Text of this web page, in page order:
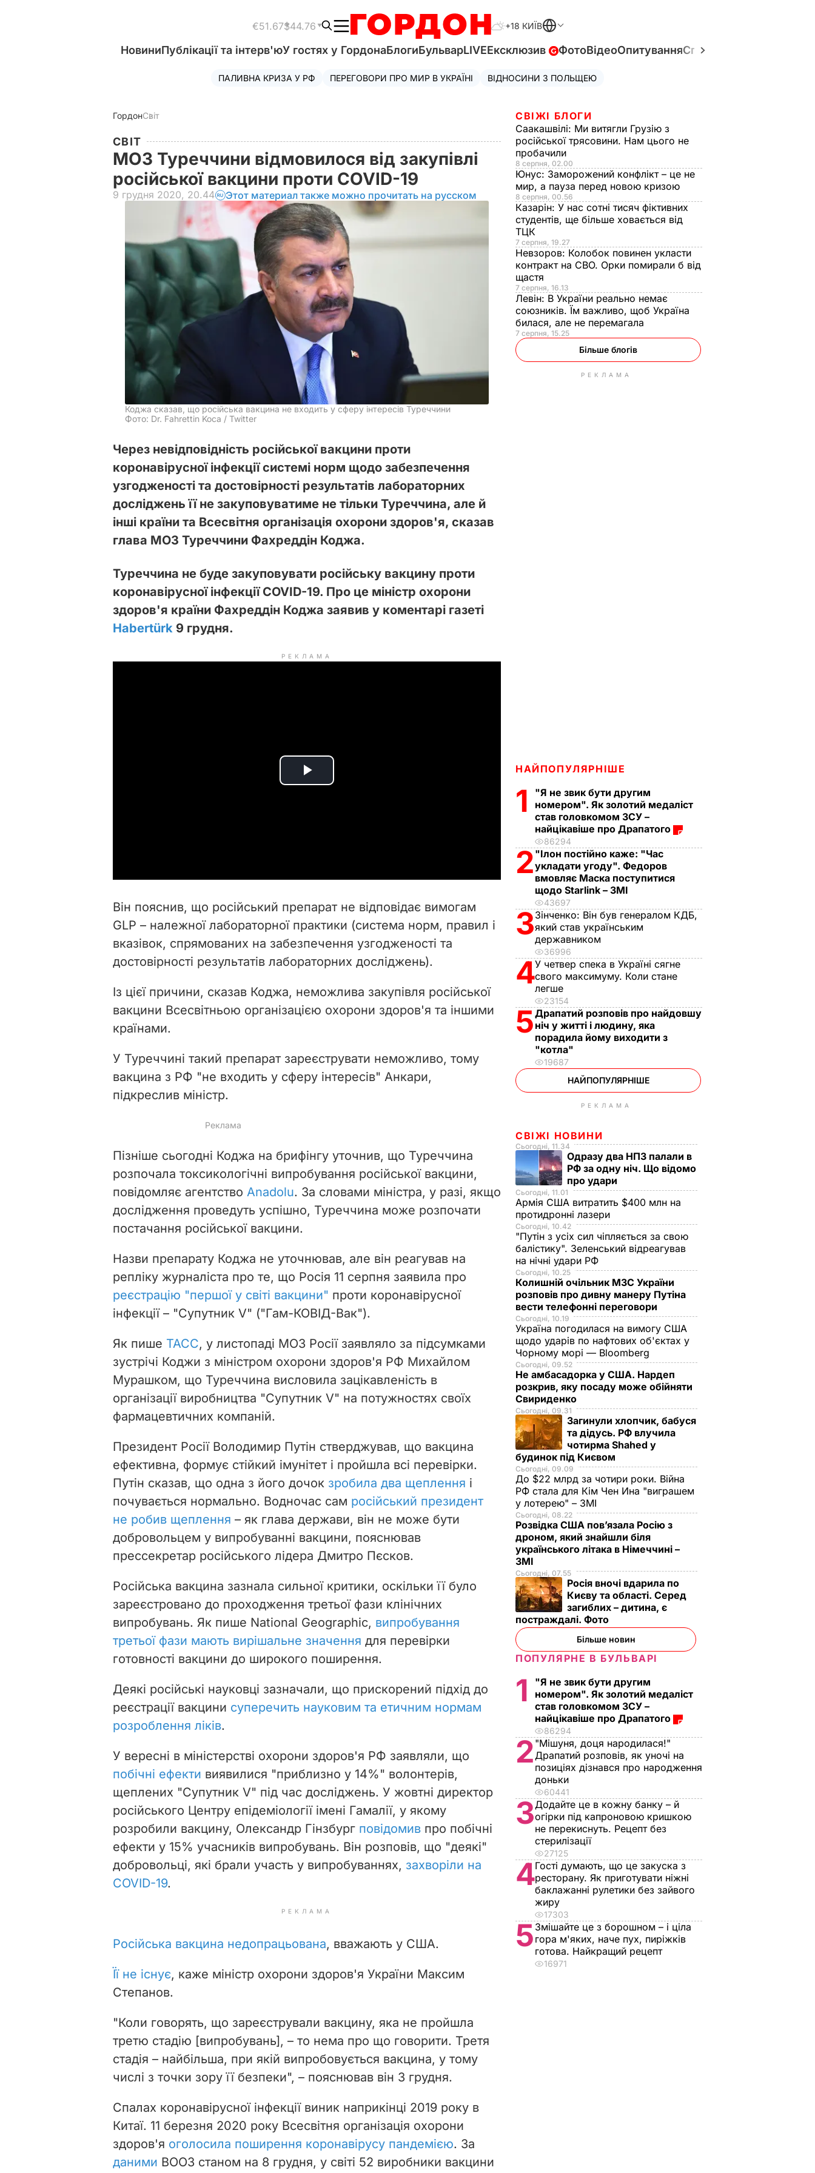
€51.67$44.76 +18 КИЇВ
НовиниПублікації та інтерв'юУ гостях у ГордонаБлогиБульварLIVEЕксклюзив ФотоВідеоОпитуванняСпецпроєкти
ПАЛИВНА КРИЗА У РФ ПЕРЕГОВОРИ ПРО МИР В УКРАЇНІ ВІДНОСИНИ З ПОЛЬЩЕЮ
ГордонСвіт
СВІТ
МОЗ Туреччини відмовилося від закупівлі
російської вакцини проти COVID-19
9 грудня 2020, 20.44 Этот материал также можно прочитать на русском
Коджа сказав, що російська вакцина не входить у сферу інтересів Туреччини
Фото: Dr. Fahrettin Koca / Twitter
Через невідповідність російської вакцини проти
коронавірусної інфекції системі норм щодо забезпечення
узгодженості та достовірності результатів лабораторних
досліджень її не закуповуватиме не тільки Туреччина, але й
інші країни та Всесвітня організація охорони здоров'я, сказав
глава МОЗ Туреччини Фахреддін Коджа.
Туреччина не буде закуповувати російську вакцину проти
коронавірусної інфекції COVID-19. Про це міністр охорони
здоров'я країни Фахреддін Коджа заявив у коментарі газеті
Habertürk 9 грудня.
РЕКЛАМА
P
i
d
o
Він пояснив, що російський препарат не відповідає вимогам
GLP – належної лабораторної практики (система норм, правил і
вказівок, спрямованих на забезпечення узгодженості та
достовірності результатів лабораторних досліджень).
Із цієї причини, сказав Коджа, неможлива закупівля російської
вакцини Всесвітньою організацією охорони здоров'я та іншими
країнами.
У Туреччині такий препарат зареєструвати неможливо, тому
вакцина з РФ "не входить у сферу інтересів" Анкари,
підкреслив міністр.
Пізніше сьогодні Коджа на брифінгу уточнив, що Туреччина
розпочала токсикологічні випробування російської вакцини,
повідомляє агентство Anadolu. За словами міністра, у разі, якщо
дослідження проведуть успішно, Туреччина може розпочати
постачання російської вакцини.
Назви препарату Коджа не уточнював, але він реагував на
репліку журналіста про те, що Росія 11 серпня заявила про
реєстрацію "першої у світі вакцини" проти коронавірусної
інфекції – "Супутник V" ("Гам-КОВІД-Вак").
Як пише ТАСС, у листопаді МОЗ Росії заявляло за підсумками
зустрічі Коджи з міністром охорони здоров'я РФ Михайлом
Мурашком, що Туреччина висловила зацікавленість в
організації виробництва "Супутник V" на потужностях своїх
фармацевтичних компаній.
Президент Росії Володимир Путін стверджував, що вакцина
ефективна, формує стійкий імунітет і пройшла всі перевірки.
Путін сказав, що одна з його дочок зробила два щеплення і
почувається нормально. Водночас сам російський президент
не робив щеплення – як глава держави, він не може бути
добровольцем у випробуванні вакцини, пояснював
прессекретар російського лідера Дмитро Пєсков.
Російська вакцина зазнала сильної критики, оскільки її було
зареєстровано до проходження третьої фази клінічних
випробувань. Як пише National Geographic, випробування
третьої фази мають вирішальне значення для перевірки
готовності вакцини до широкого поширення.
Деякі російські науковці зазначали, що прискорений підхід до
реєстрації вакцини суперечить науковим та етичним нормам
розроблення ліків.
У вересні в міністерстві охорони здоров'я РФ заявляли, що
побічні ефекти виявилися "приблизно у 14%" волонтерів,
щеплених "Супутник V" під час досліджень. У жовтні директор
російського Центру епідеміології імені Гамалії, у якому
розробили вакцину, Олександр Гінзбург повідомив про побічні
ефекти у 15% учасників випробувань. Він розповів, що "деякі"
добровольці, які брали участь у випробуваннях, захворіли на
COVID-19.
РЕКЛАМА
Російська вакцина недопрацьована, вважають у США.
Її не існує, каже міністр охорони здоров'я України Максим
Степанов.
"Коли говорять, що зареєстрували вакцину, яка не пройшла
третю стадію [випробувань], – то нема про що говорити. Третя
стадія – найбільша, при якій випробовується вакцина, у тому
числі з точки зору її безпеки", – пояснював він 3 грудня.
Спалах коронавірусної інфекції виник наприкінці 2019 року в
Китаї. 11 березня 2020 року Всесвітня організація охорони
здоров'я оголосила поширення коронавірусу пандемією. За
даними ВООЗ станом на 8 грудня, у світі 52 виробники вакцини
СВІЖІ БЛОГИ
Саакашвілі: Ми витягли Грузію з
російської трясовини. Нам цього не
пробачили
8 серпня, 02.00
Юнус: Заморожений конфлікт – це не
мир, а пауза перед новою кризою
8 серпня, 00.56
Казарін: У нас сотні тисяч фіктивних
студентів, ще більше ховається від
ТЦК
7 серпня, 19.27
Невзоров: Колобок повинен укласти
контракт на СВО. Орки помирали б від
щастя
7 серпня, 16.13
Левін: В України реально немає
союзників. Їм важливо, щоб Україна
билася, але не перемагала
7 серпня, 15.25
Більше блогів
РЕКЛАМА
НАЙПОПУЛЯРНІШЕ
1
"Я не звик бути другим
номером". Як золотий медаліст
став головкомом ЗСУ –
найцікавіше про Драпатого
86294
2 "Ілон постійно каже: "Час
укладати угоду". Федоров
вмовляє Маска поступитися
щодо Starlink – ЗМІ
43697
3Зінченко: Він був генералом КДБ,
який став українським
державником
36996
4У четвер спека в Україні сягне
свого максимуму. Коли стане
легше
23154
5Драпатий розповів про найдовшу
ніч у житті і людину, яка
порадила йому виходити з
"котла"
19687
НАЙПОПУЛЯРНІШЕ
РЕКЛАМА
СВІЖІ НОВИНИ
Сьогодні, 11.34
Одразу два НПЗ палали в
РФ за одну ніч. Що відомо
про удари
Сьогодні, 11.01
Армія США витратить $400 млн на
протидронні лазери
Сьогодні, 10.42
"Путін з усіх сил чіпляється за свою
балістику". Зеленський відреагував
на нічні удари РФ
Сьогодні, 10.25
Колишній очільник МЗС України
розповів про дивну манеру Путіна
вести телефонні переговори
Сьогодні, 10.19
Україна погодилася на вимогу США
щодо ударів по нафтових об'єктах у
Чорному морі — Bloomberg
Сьогодні, 09.52
Не амбасадорка у США. Нардеп
розкрив, яку посаду може обійняти
Свириденко
Сьогодні, 09.31
Загинули хлопчик, бабуся
та дідусь. РФ влучила
чотирма Shahed у
будинок під Києвом
Сьогодні, 09.09
До $22 млрд за чотири роки. Війна
РФ стала для Кім Чен Ина "виграшем
у лотерею" – ЗМІ
Сьогодні, 08.22
Розвідка США пов’язала Росію з
дроном, який знайшли біля
українського літака в Німеччині –
ЗМІ
Сьогодні, 07.55
Росія вночі вдарила по
Києву та області. Серед
загиблих – дитина, є
постраждалі. Фото
Більше новин
ПОПУЛЯРНЕ В БУЛЬВАРІ
1
"Я не звик бути другим
номером". Як золотий медаліст
став головкомом ЗСУ –
найцікавіше про Драпатого
86294
2 "Мішуня, доця народилася!"
Драпатий розповів, як уночі на
позиціях дізнався про народження
доньки
60441
3Додайте це в кожну банку – й
огірки під капроновою кришкою
не перекиснуть. Рецепт без
стерилізації
27125
4Гості думають, що це закуска з
ресторану. Як приготувати ніжні
баклажанні рулетики без зайвого
жиру
17303
5 Змішайте це з борошном – і ціла
гора м'яких, наче пух, пиріжків
готова. Найкращий рецепт
16971